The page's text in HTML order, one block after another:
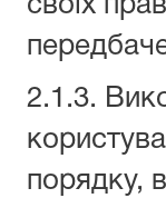
своїх
2.1.3.
порядку,